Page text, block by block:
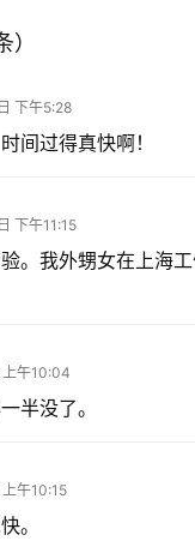
下午5:28
间过得真快啊！
下午11:15
。我外甥女在上海
午10:04
半没了。
午10:15
。